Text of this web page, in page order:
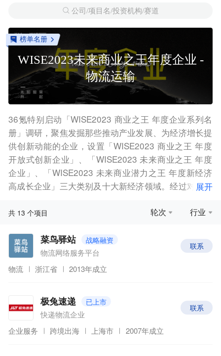
公司/项目名/投资机构/赛道
榜单名册
WISE2023未来商业之王年度企业 -
物流运输
36氪特别启动「WISE2023 商业之王 年度企业系列名
册」调研，聚焦发掘那些推动产业发展、为经济增长提
供创新动能的企业，设置「WISE2023 商业之王 年度
开放式创新企业」、「WISE2023 未来商业之王 年度
企业」、「WISE2023 未来商业潜力之王 年度新经济
高成长企业」三大类别及十大新经济领域。经过对数百
此正式重磅发布「WISE2023 商业之王 年度企业系列
业。
原文链接：
WISE2023年度企业重磅发布丨太阳
照常升起
展开
轮次 行业
共 13 个项目
菜鸟驿站 战略融资
物流网络服务平台
联系
物流 浙江省 2013年成立
极兔速递 已上市
快递物流企业
联系
企业服务 跨境出海 上海市 2007年成立